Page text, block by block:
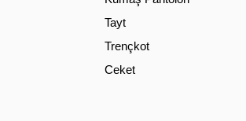
Tayt
Trençkot
Ceket